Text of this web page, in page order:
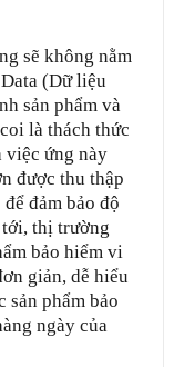
sẽ không nằm
(Dữ liệu
sản phẩm và
là thách thức
việc ứng này
được thu thập
đảm bảo độ
thị trường
bảo hiểm vi
giản, dễ hiểu
sản phẩm bảo
ngày của